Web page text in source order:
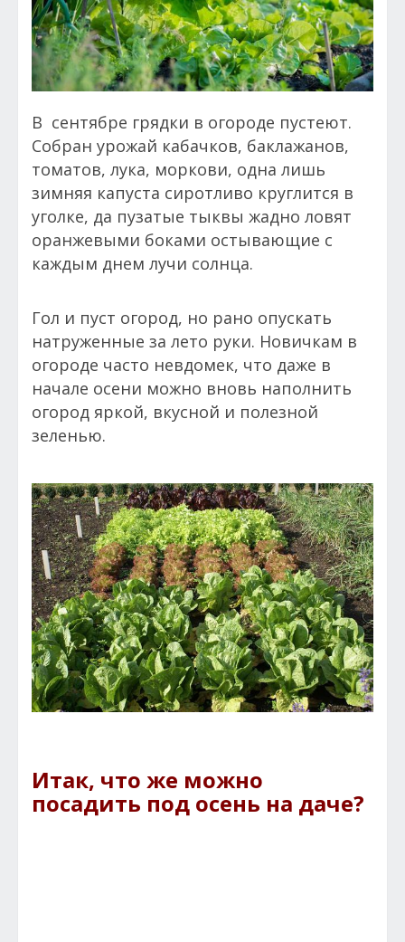
В сентябре грядки в огороде пустеют.
Собран урожай кабачков, баклажанов,
томатов, лука, моркови, одна лишь
зимняя капуста сиротливо круглится в
уголке, да пузатые тыквы жадно ловят
оранжевыми боками остывающие с
каждым днем лучи солнца.
Гол и пуст огород, но рано опускать
натруженные за лето руки. Новичкам в
огороде часто невдомек, что даже в
начале осени можно вновь наполнить
огород яркой, вкусной и полезной
зеленью.
Итак, что же можно
посадить под осень на даче?